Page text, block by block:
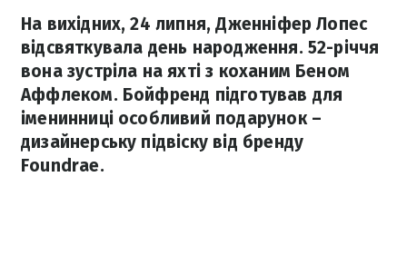
На вихідних, 24 липня, Дженніфер Лопес
відсвяткувала день народження. 52-річчя
вона зустріла на яхті з коханим Беном
Аффлеком. Бойфренд підготував для
іменинниці особливий подарунок –
дизайнерську підвіску від бренду
Foundrae.